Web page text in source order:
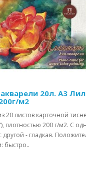
20л. А3
м2
20 листов карточной
плотностью 200 г/м2. C
другой - гладкая.
быстро..